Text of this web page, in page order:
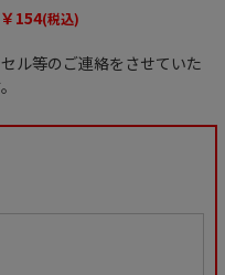
￥154(税込)
ル等のご連絡をさせていた